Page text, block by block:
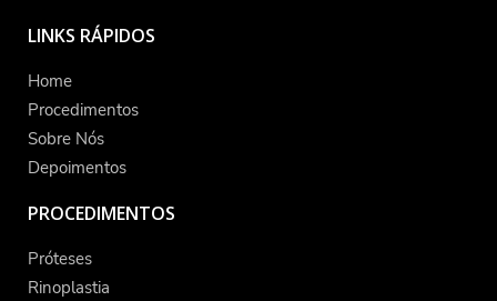
LINKS RÁPIDOS
Home
Procedimentos
Sobre Nós
Depoimentos
PROCEDIMENTOS
Próteses
Rinoplastia